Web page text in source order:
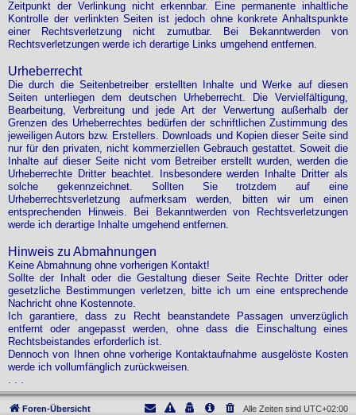
Zeitpunkt der Verlinkung nicht erkennbar. Eine permanente inhaltliche
Kontrolle der verlinkten Seiten ist jedoch ohne konkrete Anhaltspunkte
einer Rechtsverletzung nicht zumutbar. Bei Bekanntwerden von
Rechtsverletzungen werde ich derartige Links umgehend entfernen.
Urheberrecht
Die durch die Seitenbetreiber erstellten Inhalte und Werke auf diesen
Seiten unterliegen dem deutschen Urheberrecht. Die Vervielfältigung,
Bearbeitung, Verbreitung und jede Art der Verwertung außerhalb der
Grenzen des Urheberrechtes bedürfen der schriftlichen Zustimmung des
jeweiligen Autors bzw. Erstellers. Downloads und Kopien dieser Seite sind
nur für den privaten, nicht kommerziellen Gebrauch gestattet. Soweit die
Inhalte auf dieser Seite nicht vom Betreiber erstellt wurden, werden die
Urheberrechte Dritter beachtet. Insbesondere werden Inhalte Dritter als
solche gekennzeichnet. Sollten Sie trotzdem auf eine
Urheberrechtsverletzung aufmerksam werden, bitten wir um einen
entsprechenden Hinweis. Bei Bekanntwerden von Rechtsverletzungen
werde ich derartige Inhalte umgehend entfernen.
Hinweis zu Abmahnungen
Keine Abmahnung ohne vorherigen Kontakt!
Sollte der Inhalt oder die Gestaltung dieser Seite Rechte Dritter oder
gesetzliche Bestimmungen verletzen, bitte ich um eine entsprechende
Nachricht ohne Kostennote.
Ich garantiere, dass zu Recht beanstandete Passagen unverzüglich
entfernt oder angepasst werden, ohne dass die Einschaltung eines
Rechtsbeistandes erforderlich ist.
Dennoch von Ihnen ohne vorherige Kontaktaufnahme ausgelöste Kosten
werde ich vollumfänglich zurückweisen.
. . .
Foren-Übersicht Alle Zeiten sind UTC+02:00